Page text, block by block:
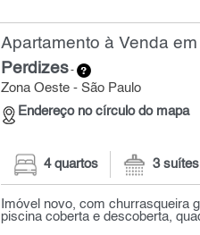
Apartamento à Venda
Perdizes-
Zona Oeste - São Paulo
Endereço no círculo do mapa
4 quartos 3 suítes
Imóvel novo, com churrasqueira
piscina coberta e descoberta,